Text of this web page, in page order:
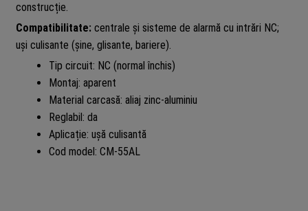
construcție.
Compatibilitate:centrale și sisteme de alarmă cu intrări NC;
uși culisante (șine, glisante, bariere).
Tip circuit: NC (normal închis)
Montaj: aparent
Material carcasă: aliaj zinc-aluminiu
Reglabil: da
Aplicație: ușă culisantă
Cod model: CM-55AL